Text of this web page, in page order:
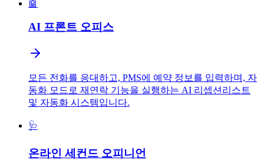
🤖
AI 프론트 오피스
모든 전화를 응대하고, PMS에 예약 정보를 입력하며, 자
동화 모드로 재연락 기능을 실행하는 AI 리셉션리스트
및 자동화 시스템입니다.
🩺
온라인 세컨드 오피니언